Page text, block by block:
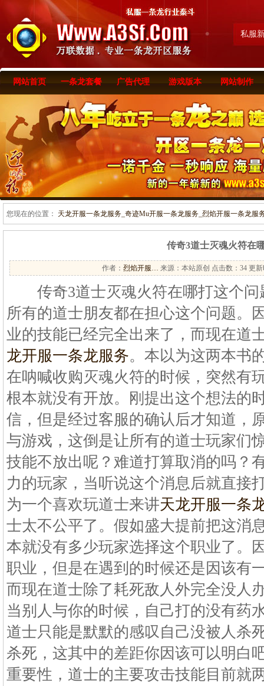
私服
网站首页 一条龙套餐 广告代理 游戏版本 网站制作
您现在的位置： 天龙开服一条龙服务_奇迹Mu开服一条龙服务_烈焰开服一条龙服
传奇3道士灭魂火符在
作者： 烈焰开服… 来源：本站原创 点击数： 34 更新
传奇3道士灭魂火符在哪打这个问
所有的道士朋友都在担心这个问题。
业的技能已经完全出来了，而现在道
龙开服一条龙服务。本以为这两本书
在呐喊收购灭魂火符的时候，突然有
根本就没有开放。刚提出这个想法的
信，但是经过客服的确认后才知道，
与游戏，这倒是让所有的道士玩家们
技能不放出呢？难道打算取消的吗？
力的玩家，当听说这个消息后就直接
为一个喜欢玩道士来讲天龙开服一条
士太不公平了。假如盛大提前把这消
本就没有多少玩家选择这个职业了。
职业，但是在遇到的时候还是因该有
而现在道士除了耗死敌人外完全没人
当别人与你的时候，自己打的没有药
道士只能是默默的感叹自己没被人杀
杀死，这其中的差距你因该可以明白
重要性，道士的主要攻击技能目前就